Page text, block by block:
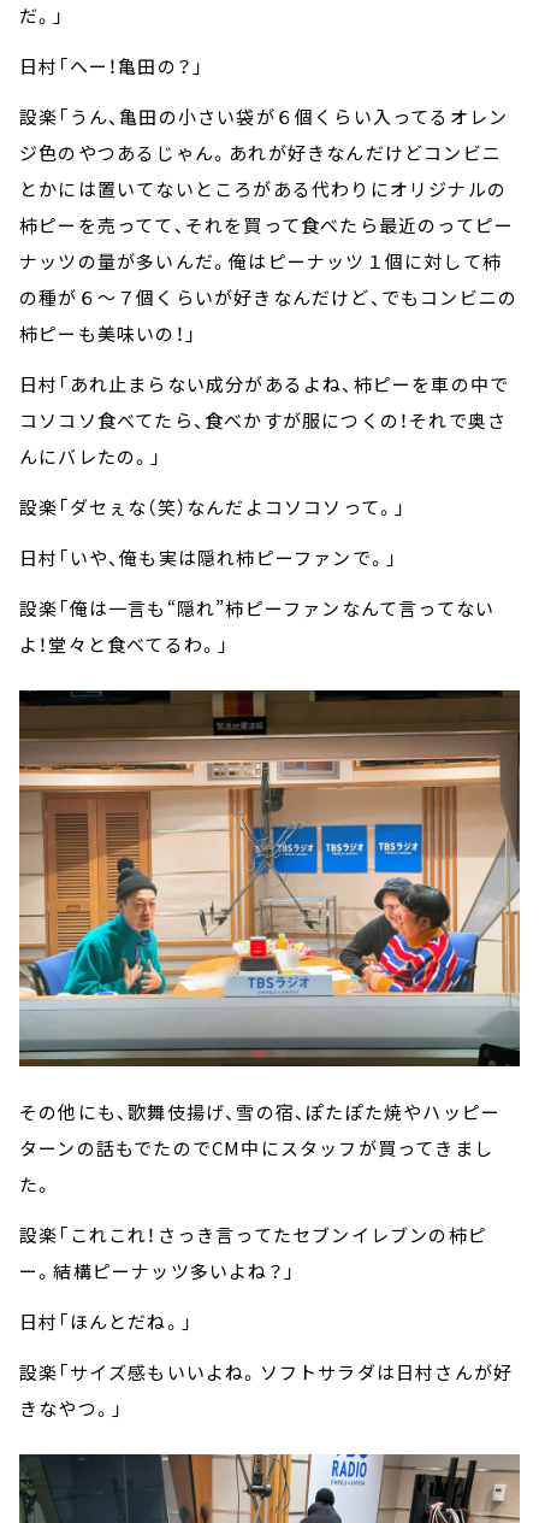
だ。」
日村「へー！亀田の？」
設楽「うん、亀田の小さい袋が６個くらい入ってるオレン
ジ色のやつあるじゃん。あれが好きなんだけどコンビニ
とかには置いてないところがある代わりにオリジナルの
柿ピーを売ってて、それを買って食べたら最近のってピー
ナッツの量が多いんだ。俺はピーナッツ１個に対して柿
の種が６～７個くらいが好きなんだけど、でもコンビニの
柿ピーも美味いの！」
日村「あれ止まらない成分があるよね、柿ピーを車の中で
コソコソ食べてたら、食べかすが服につくの！それで奥さ
んにバレたの。」
設楽「ダセぇな（笑）なんだよコソコソって。」
日村「いや、俺も実は隠れ柿ピーファンで。」
設楽「俺は一言も“隠れ”柿ピーファンなんて言ってない
よ！堂々と食べてるわ。」
その他にも、歌舞伎揚げ、雪の宿、ぽたぽた焼やハッピー
ターンの話もでたのでCM中にスタッフが買ってきまし
た。
設楽「これこれ！さっき言ってたセブンイレブンの柿ピ
ー。結構ピーナッツ多いよね？」
日村「ほんとだね。」
設楽「サイズ感もいいよね。ソフトサラダは日村さんが好
きなやつ。」